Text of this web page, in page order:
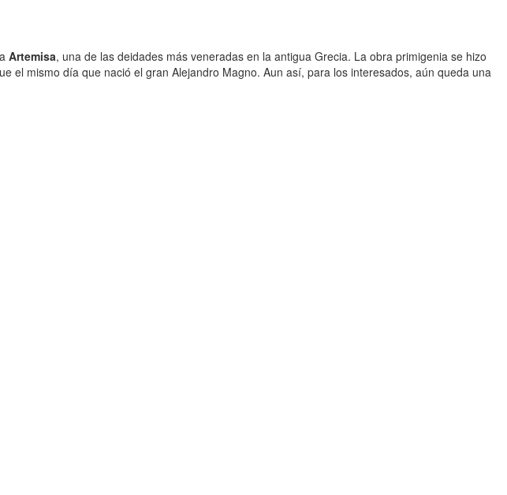
Artemisa, una de las deidades más veneradas en la antigua Grecia. La obra primigenia se hizo
el mismo día que nació el gran Alejandro Magno. Aun así, para los interesados, aún queda una